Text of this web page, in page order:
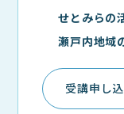
せとみらの
瀬戸内地域
受講申し